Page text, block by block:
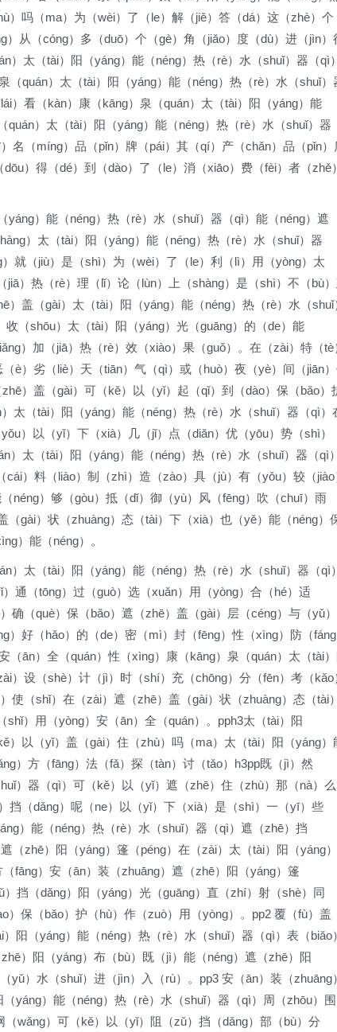
）吗（ma）为（wèi）了（le）解（jiě）答（dá）这（zhè）个
）从（cóng）多（duō）个（gè）角（jiǎo）度（dù）进（jìn）
）太（tài）阳（yáng）能（néng）热（rè）水（shuǐ）器（qì）
quán）太（tài）阳（yáng）能（néng）热（rè）水（shuǐ）
）看（kàn）康（kāng）泉（quán）太（tài）阳（yáng）能
quán）太（tài）阳（yáng）能（néng）热（rè）水（shuǐ）器
名（míng）品（pǐn）牌（pái）其（qí）产（chǎn）品（pǐn）
）得（dé）到（dào）了（le）消（xiāo）费（fèi）者（zhě）
）能（néng）热（rè）水（shuǐ）器（qì）能（néng）遮
）太（tài）阳（yáng）能（néng）热（rè）水（shuǐ）器
就（jiù）是（shì）为（wèi）了（le）利（lì）用（yòng）太
jiā）热（rè）理（lǐ）论（lùn）上（shàng）是（shì）不（bù
）盖（gài）太（tài）阳（yáng）能（néng）热（rè）水（shuǐ
（shōu）太（tài）阳（yáng）光（guāng）的（de）能
）加（jiā）热（rè）效（xiào）果（guǒ）。在（zài）特（tè
è）劣（liè）天（tiān）气（qì）或（huò）夜（yè）间（jiān
）盖（gài）可（kě）以（yǐ）起（qǐ）到（dào）保（bǎo）
太（tài）阳（yáng）能（néng）热（rè）水（shuǐ）器（qì）
）以（yǐ）下（xià）几（jǐ）点（diǎn）优（yōu）势（shì）
太（tài）阳（yáng）能（néng）热（rè）水（shuǐ）器（qì）
）料（liào）制（zhì）造（zào）具（jù）有（yǒu）较（jiào
néng）够（gòu）抵（dǐ）御（yù）风（fēng）吹（chuī）雨
（gài）状（zhuàng）态（tài）下（xià）也（yě）能（néng）
）能（néng）。
太（tài）阳（yáng）能（néng）热（rè）水（shuǐ）器（qì）
通（tōng）过（guò）选（xuǎn）用（yòng）合（hé）适
确（què）保（bǎo）遮（zhē）盖（gài）层（céng）与（yǔ）
好（hǎo）的（de）密（mì）封（fēng）性（xìng）防（fáng
（ān）全（quán）性（xìng）康（kāng）泉（quán）太（tài
）设（shè）计（jì）时（shí）充（chōng）分（fēn）考（kǎo
使（shǐ）在（zài）遮（zhē）盖（gài）状（zhuàng）态（tài）
）用（yòng）安（ān）全（quán）。pph3太（tài）阳
）以（yǐ）盖（gài）住（zhù）吗（ma）太（tài）阳（yáng）
）方（fāng）法（fǎ）探（tàn）讨（tǎo）h3pp既（jì）然
）器（qì）可（kě）以（yǐ）遮（zhē）住（zhù）那（nà）么
挡（dǎng）呢（ne）以（yǐ）下（xià）是（shì）一（yī）些
）能（néng）热（rè）水（shuǐ）器（qì）遮（zhē）挡
（zhē）阳（yáng）篷（péng）在（zài）太（tài）阳（yáng）
fāng）安（ān）装（zhuāng）遮（zhē）阳（yáng）篷
挡（dǎng）阳（yáng）光（guāng）直（zhí）射（shè）同
）保（bǎo）护（hù）作（zuò）用（yòng）。pp2 覆（fù）盖
阳（yáng）能（néng）热（rè）水（shuǐ）器（qì）表（biǎo）
）阳（yáng）布（bù）既（jì）能（néng）遮（zhē）阳
yǔ）水（shuǐ）进（jìn）入（rù）。pp3 安（ān）装（zhuāng）
yáng）能（néng）热（rè）水（shuǐ）器（qì）周（zhōu）围
wǎng）可（kě）以（yǐ）阻（zǔ）挡（dǎng）部（bù）分